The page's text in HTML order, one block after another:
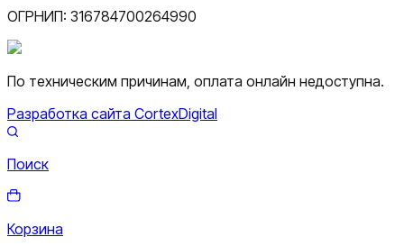
ОГРНИП: 316784700264990
По техническим причинам, оплата онлайн недоступна.
Разработка сайта CortexDigital
Поиск
Корзина